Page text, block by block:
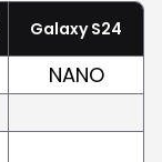
Galaxy S24
NANO